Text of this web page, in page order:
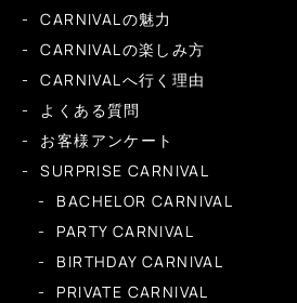
CARNIVALの魅力
CARNIVALの楽しみ方
CARNIVALへ行く理由
よくある質問
お客様アンケート
SURPRISE CARNIVAL
BACHELOR CARNIVAL
PARTY CARNIVAL
BIRTHDAY CARNIVAL
PRIVATE CARNIVAL